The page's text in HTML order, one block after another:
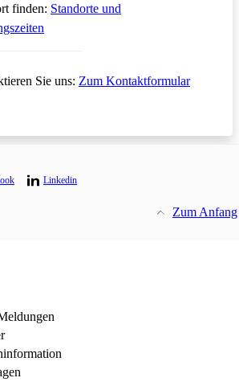
finden: Standorte und
Sie uns: Zum KontaktformularÖffnet in
Linkedin
Zum Anfang